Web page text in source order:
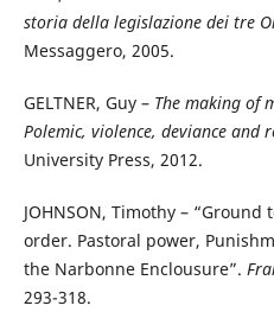
storia della legislazione dei tre
Messaggero, 2005.
GELTNER, Guy – The making of
Polemic, violence, deviance and
University Press, 2012.
JOHNSON, Timothy –
order. Pastoral power,
the Narbonne Enclousure”.
293-318.